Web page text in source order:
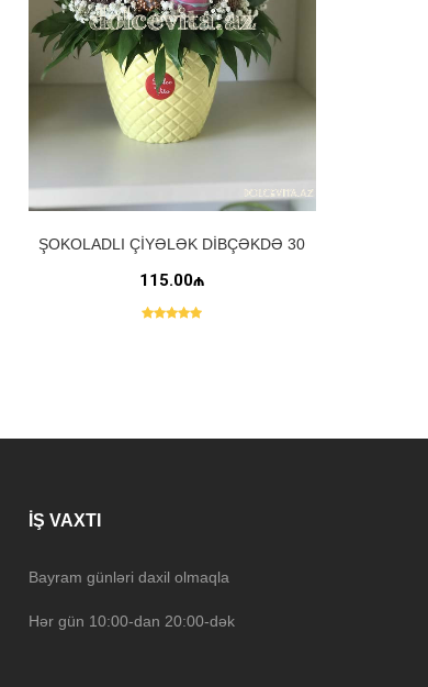
ŞOKOLADLI ÇIYƏLƏK DIBÇƏKDƏ 30
115.00₼
İŞ VAXTI
Bayram günləri daxil olmaqla
Hər gün 10:00-dan 20:00-dək